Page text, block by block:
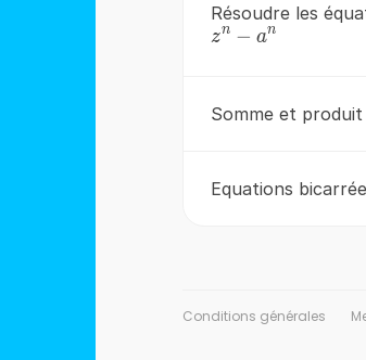
Résoudre les
z^{n}-
zn − an
Somme et produit
Equations
Conditions générales